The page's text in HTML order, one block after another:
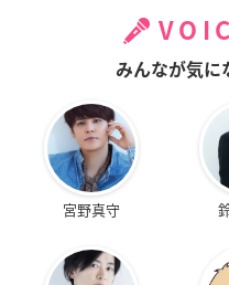
みんなが気に
宮野真守